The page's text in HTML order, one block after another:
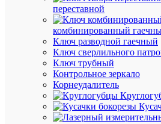
переставной
комбинированный
Ключ разводной гаечный
Ключ сверлильного
Ключ трубный
Контрольное зеркало
Корнеудалитель